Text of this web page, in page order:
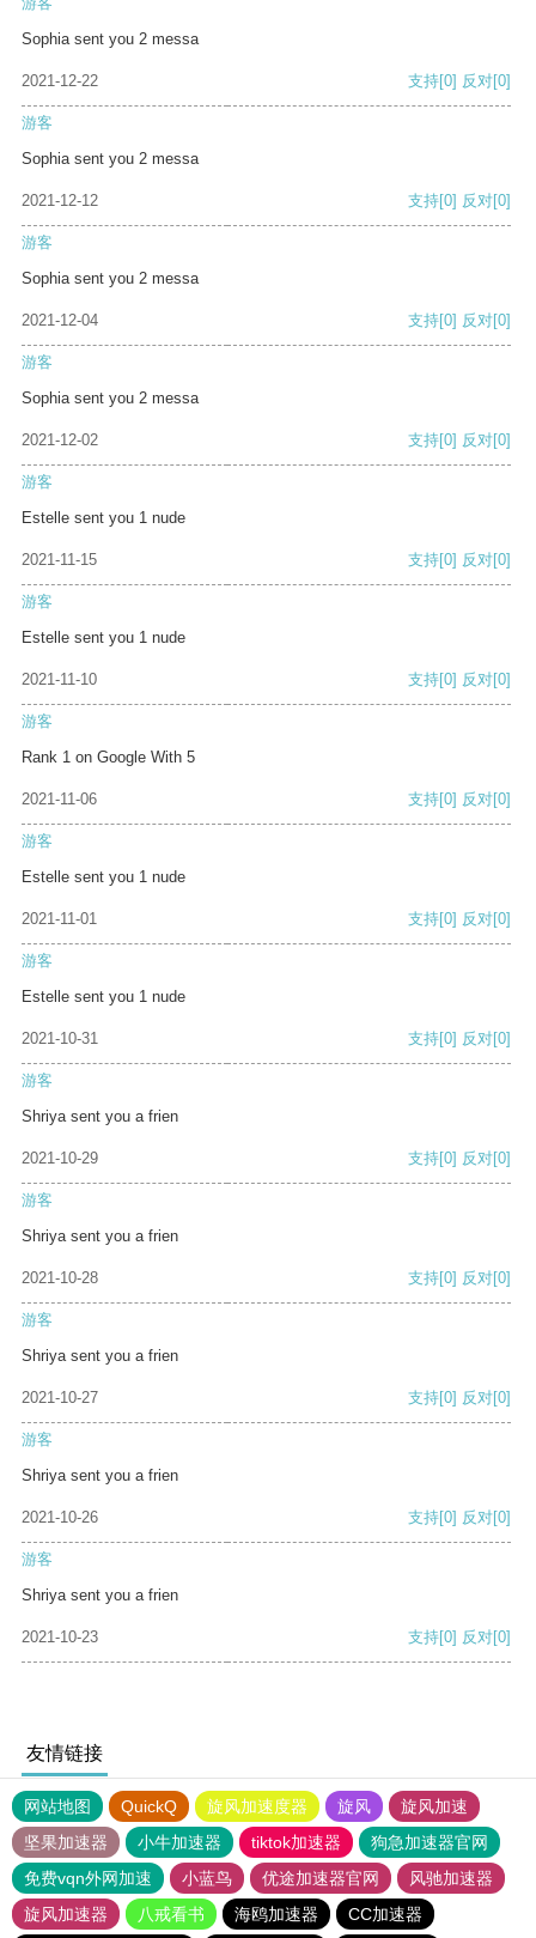
Sophia sent you 2 messa
2021-12-22 支持[0] 反对[0]
游客
Sophia sent you 2 messa
2021-12-12 支持[0] 反对[0]
游客
Sophia sent you 2 messa
2021-12-04 支持[0] 反对[0]
游客
Sophia sent you 2 messa
2021-12-02 支持[0] 反对[0]
游客
Estelle sent you 1 nude
2021-11-15 支持[0] 反对[0]
游客
Estelle sent you 1 nude
2021-11-10 支持[0] 反对[0]
游客
Rank 1 on Google With 5
2021-11-06 支持[0] 反对[0]
游客
Estelle sent you 1 nude
2021-11-01 支持[0] 反对[0]
游客
Estelle sent you 1 nude
2021-10-31 支持[0] 反对[0]
游客
Shriya sent you a frien
2021-10-29 支持[0] 反对[0]
游客
Shriya sent you a frien
2021-10-28 支持[0] 反对[0]
游客
Shriya sent you a frien
2021-10-27 支持[0] 反对[0]
游客
Shriya sent you a frien
2021-10-26 支持[0] 反对[0]
游客
Shriya sent you a frien
2021-10-23 支持[0] 反对[0]
友情链接
网站地图 QuickQ 旋风加速度器 旋风
旋风加速
坚果加速器
小牛加速器 tiktok加速器
狗急加速器官网
免费vqn外网加速
小蓝鸟 优途加速器官网
风驰加速器
旋风加速器
八戒看书 海鸥加速器 CC加速器